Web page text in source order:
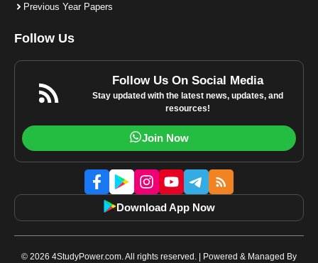
Previous Year Papers
Follow Us
Follow Us On Social Media
Stay updated with the latest news, updates, and
resources!
Join Now
Download App Now
© 2026 4StudyPower.com. All rights reserved. | Powered & Managed By